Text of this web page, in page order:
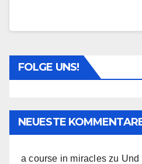
FOLGE UNS!
NEUESTE
a course in miracles zu Und